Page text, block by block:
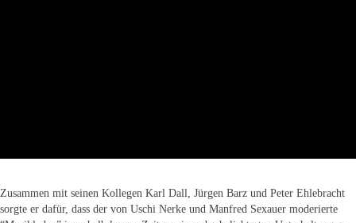
Zusammen mit seinen Kollegen Karl Dall, Jürgen Barz und Peter Ehlebracht
sorgte er dafür, dass der von Uschi Nerke und Manfred Sexauer moderierte